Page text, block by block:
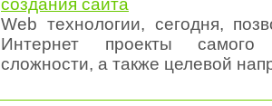
создания сайта
Web технологии, сегодня,
Интернет проекты самого
сложности, а также целевой